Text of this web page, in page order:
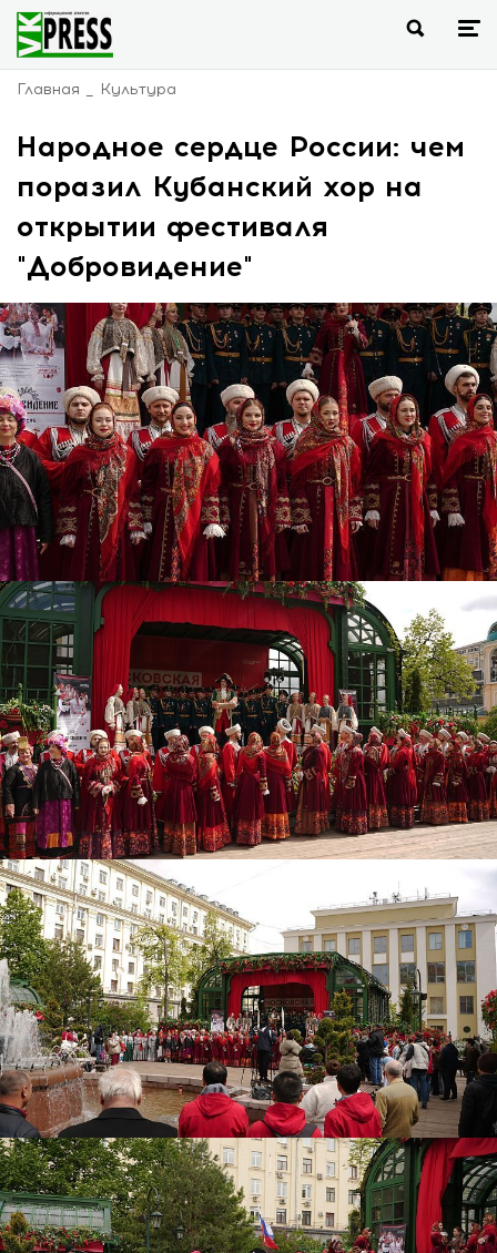
Главная Культура
Народное сердце России: чем
поразил Кубанский хор на
открытии фестиваля
"Добровидение"